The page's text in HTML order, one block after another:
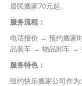
居民搬家70元起。
服务流程：
电话报价 → 预约搬家
品装车 → 物品卸车 →
服务特色：
纽约快乐搬家公司作